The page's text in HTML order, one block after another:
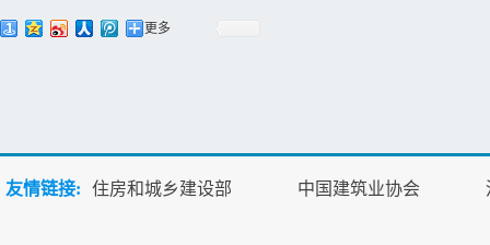
更多
友情链接: 住房和城乡建设部 中国建筑业协会